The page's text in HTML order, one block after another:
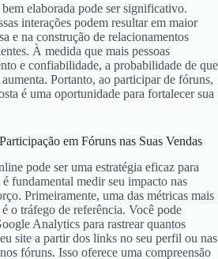
elaborada pode ser significativo.
interações podem resultar em maior
e na construção de relacionamentos
À medida que mais pessoas
e confiabilidade, a probabilidade de que
Portanto, ao participar de fóruns,
é uma oportunidade para fortalecer sua
em Fóruns nas Suas Vendas
pode ser uma estratégia eficaz para
fundamental medir seu impacto nas
Primeiramente, uma das métricas mais
o tráfego de referência. Você pode
Analytics para rastrear quantos
site a partir dos links no seu perfil ou nas
fóruns. Isso oferece uma compreensão